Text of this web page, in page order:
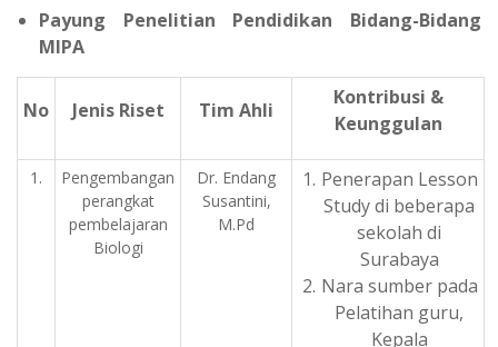
Payung Penelitian Pendidikan Bidang-Bidang
MIPA
No Jenis Riset Tim Ahli
Kontribusi &
Keunggulan
1.
Pengembangan
perangkat
pembelajaran
Biologi
Dr. Endang
Susantini,
M.Pd
Penerapan Lesson
Study di beberapa
sekolah di
Surabaya
Nara sumber pada
Pelatihan guru,
Kepala